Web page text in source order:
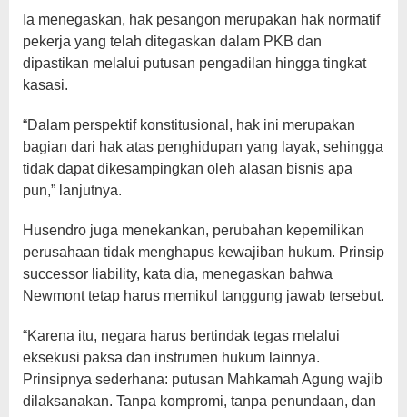
Ia menegaskan, hak pesangon merupakan hak normatif
pekerja yang telah ditegaskan dalam PKB dan
dipastikan melalui putusan pengadilan hingga tingkat
kasasi.
“Dalam perspektif konstitusional, hak ini merupakan
bagian dari hak atas penghidupan yang layak, sehingga
tidak dapat dikesampingkan oleh alasan bisnis apa
pun,” lanjutnya.
Husendro juga menekankan, perubahan kepemilikan
perusahaan tidak menghapus kewajiban hukum. Prinsip
successor liability, kata dia, menegaskan bahwa
Newmont tetap harus memikul tanggung jawab tersebut.
“Karena itu, negara harus bertindak tegas melalui
eksekusi paksa dan instrumen hukum lainnya.
Prinsipnya sederhana: putusan Mahkamah Agung wajib
dilaksanakan. Tanpa kompromi, tanpa penundaan, dan